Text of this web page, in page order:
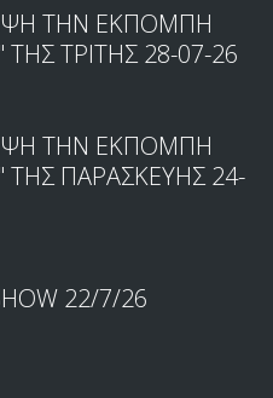
ΤΗΝ ΕΚΠΟΜΠΗ
ΤΗΣ ΤΡΙΤΗΣ 28-07-26
ΤΗΝ ΕΚΠΟΜΠΗ
ΤΗΣ ΠΑΡΑΣΚΕΥΗΣ 24-
22/7/26